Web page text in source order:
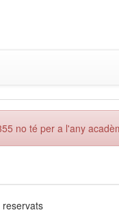
no té per a l'any